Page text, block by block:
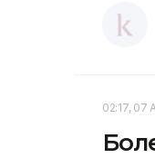
02:17, 07